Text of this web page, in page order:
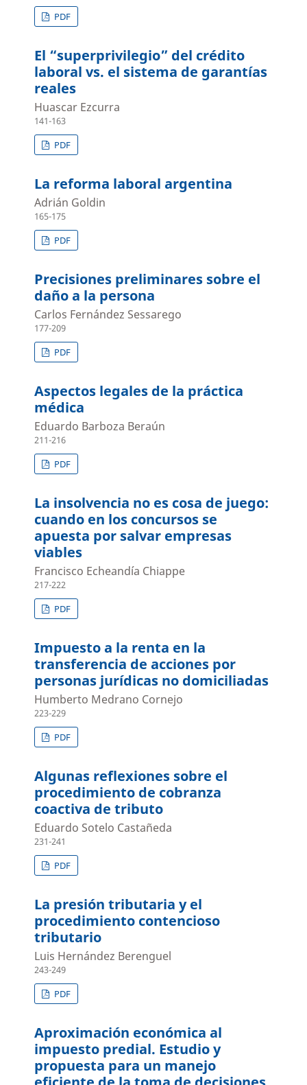
PDF
El “superprivilegio” del crédito
laboral vs. el sistema de garantías
reales
Huascar Ezcurra
141-163
PDF
La reforma laboral argentina
Adrián Goldin
165-175
PDF
Precisiones preliminares sobre el
daño a la persona
Carlos Fernández Sessarego
177-209
PDF
Aspectos legales de la práctica
médica
Eduardo Barboza Beraún
211-216
PDF
La insolvencia no es cosa de juego:
cuando en los concursos se
apuesta por salvar empresas
viables
Francisco Echeandía Chiappe
217-222
PDF
Impuesto a la renta en la
transferencia de acciones por
personas jurídicas no domiciliadas
Humberto Medrano Cornejo
223-229
PDF
Algunas reflexiones sobre el
procedimiento de cobranza
coactiva de tributo
Eduardo Sotelo Castañeda
231-241
PDF
La presión tributaria y el
procedimiento contencioso
tributario
Luis Hernández Berenguel
243-249
PDF
Aproximación económica al
impuesto predial. Estudio y
propuesta para un manejo